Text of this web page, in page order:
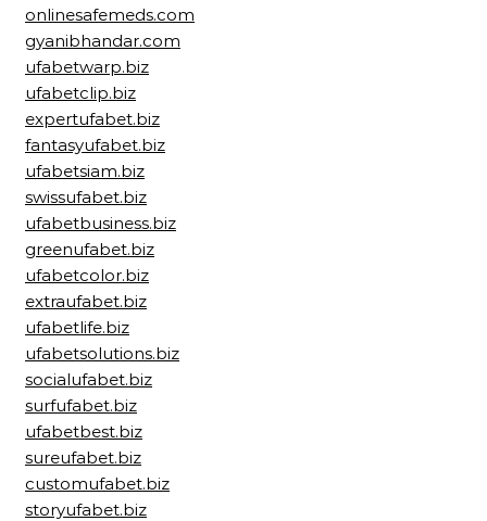
onlinesafemeds.com
gyanibhandar.com
ufabetwarp.biz
ufabetclip.biz
expertufabet.biz
fantasyufabet.biz
ufabetsiam.biz
swissufabet.biz
ufabetbusiness.biz
greenufabet.biz
ufabetcolor.biz
extraufabet.biz
ufabetlife.biz
ufabetsolutions.biz
socialufabet.biz
surfufabet.biz
ufabetbest.biz
sureufabet.biz
customufabet.biz
storyufabet.biz